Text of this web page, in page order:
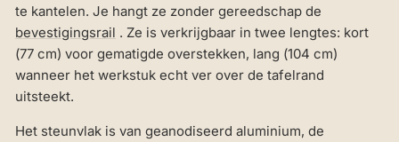
te kantelen. Je hangt ze zonder gereedschap de
bevestigingsrail . Ze is verkrijgbaar in twee lengtes: kort
(77 cm) voor gematigde overstekken, lang (104 cm)
wanneer het werkstuk echt ver over de tafelrand
uitsteekt.
Het steunvlak is van geanodiseerd aluminium, de